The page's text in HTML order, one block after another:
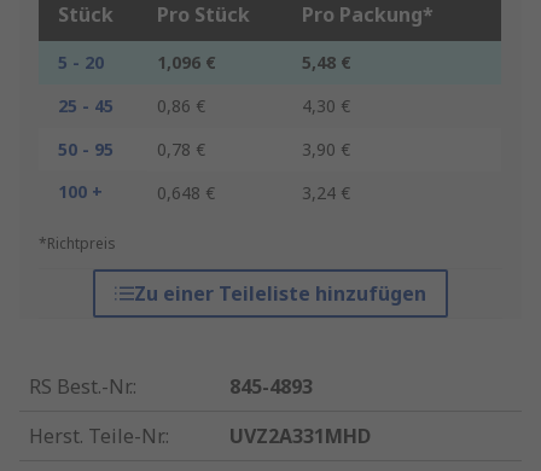
Stück Pro Stück Pro Packung*
5 - 20 1,096 €
5,48 €
25 - 45
0,86 €
4,30 €
50 - 95
0,78 €
3,90 €
100 +
0,648 € 3,24 €
*Richtpreis
Zu einer Teileliste hinzufügen
RS Best.-Nr.:
845-4893
Herst. Teile-Nr.:
UVZ2A331MHD